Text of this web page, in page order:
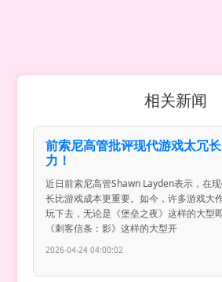
相关新闻
前索尼高管批评现代游戏太冗
力！
近日前索尼高管Shawn Layden表示，在
长比游戏成本更重要。如今，许多游戏大
玩下去，无论是《堡垒之夜》这样的大型
《刺客信条：影》这样的大型开
2026-04-24 04:00:02